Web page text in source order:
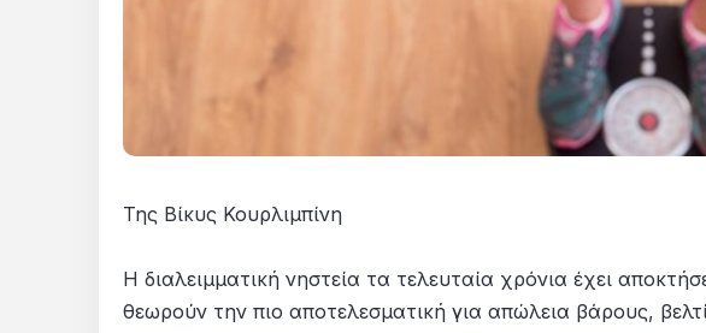
Της Βίκυς Κουρλιμπίνη
Η διαλειμματική νηστεία τα τελευταία χρόνια έχει
θεωρούν την πιο αποτελεσματική για απώλεια βάρους,